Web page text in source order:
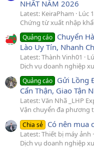
NHẤT NĂM 2026
Latest: KeiraPham
Lúc
Chứng từ xuất nhập
Quảng cáo Chuyển
Lào Uy Tín, Nhanh
Latest: Thành Vinh01
Dịch vụ doanh nghiệp
Quảng cáo Gửi Lồng
Cẩn Thận, Giao Tận
Latest: Văn Nhã _LHP
Vận chuyển đa phương
Chia sẻ Có nên mua
Latest: Thiết bị máy ảnh
Dịch vụ doanh nghiệp